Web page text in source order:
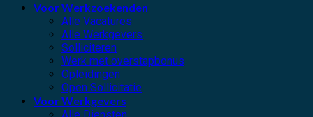
Voor Werkzoekenden
Alle Vacatures
Alle Werkgevers
Solliciteren
Werk met overstapbonus
Opleidingen
Open Sollicitatie
Voor Werkgevers